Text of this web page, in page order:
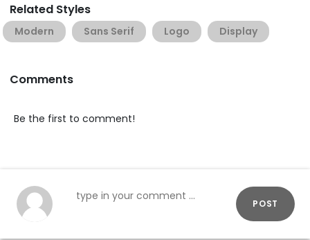
Related Styles
Modern Sans Serif Logo Display
Comments
Be the first to comment!
POST